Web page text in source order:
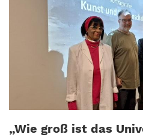
„Wie groß ist das